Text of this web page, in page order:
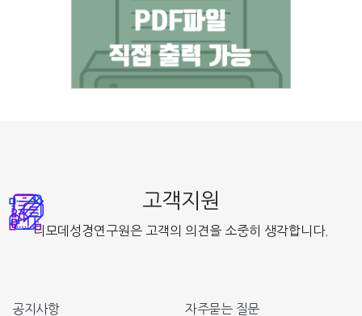
고객지원
디모데성경연구원은 고객의 의견을 소중히 생각합니다.
공지사항 자주묻는 질문